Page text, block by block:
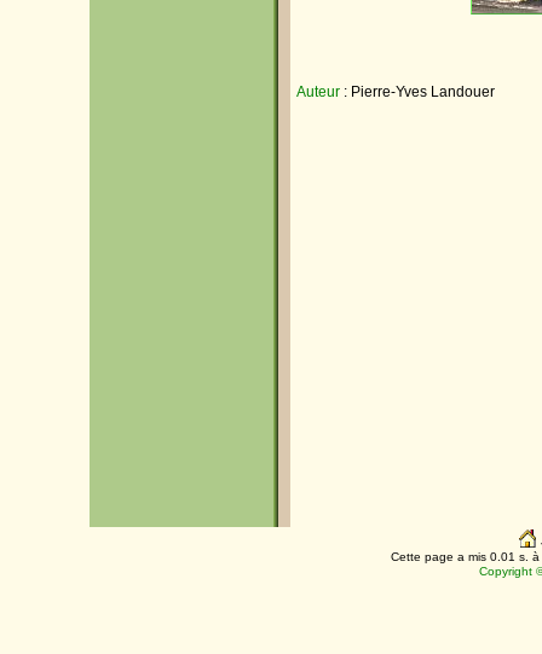
Auteur : Pierre-Yves Landouer
Cette page a mis 0.01 s.
Copyright